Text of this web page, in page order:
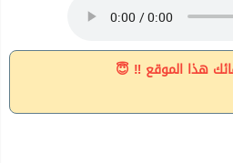
هذا الموقع ‼ 😇